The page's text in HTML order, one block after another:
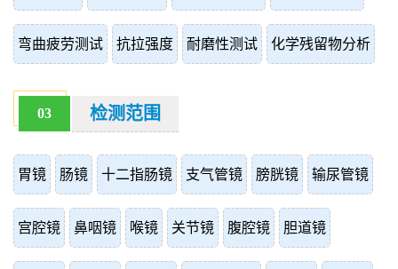
弯曲疲劳测试 抗拉强度 耐磨性测试 化学残留物分析
03 检测范围
胃镜 肠镜 十二指肠镜 支气管镜 膀胱镜 输尿管镜
宫腔镜 鼻咽镜 喉镜 关节镜 腹腔镜 胆道镜